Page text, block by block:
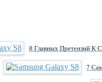
8 Главных Претензий К
7